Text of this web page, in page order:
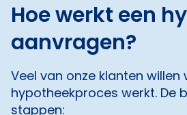
Hoe werkt een
aanvragen?
Veel van onze klanten willen
hypotheekproces werkt. De
stappen: